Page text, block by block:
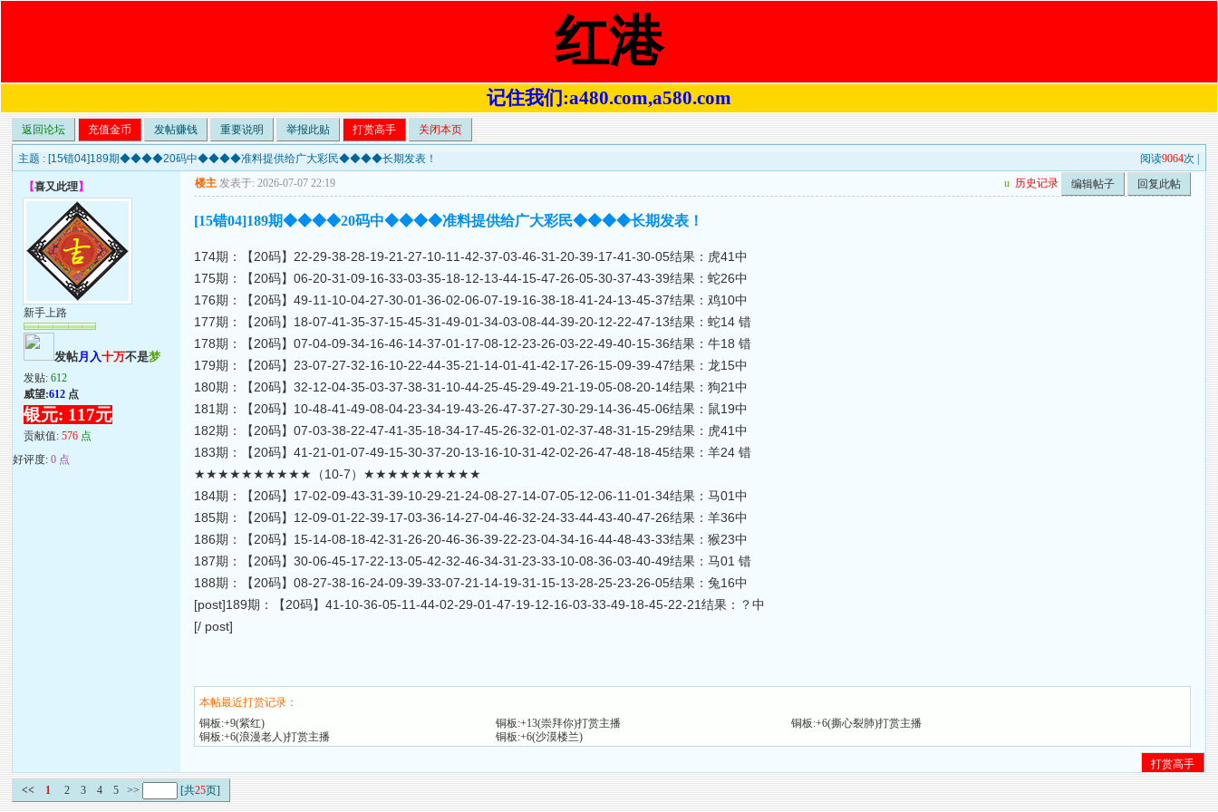
红港
记住我们:a480.com,a580.com
返回论坛 充值金币 发帖赚钱 重要说明 举报此贴 打赏高手 关闭本页
主题 : [15错04]189期◆◆◆◆20码中◆◆◆◆准料提供给广大彩民◆◆◆◆长期发表！ 阅读9064次 |
【喜又此理】
新手上路
发帖月入十万不是梦
发贴:612
威望:612 点
银元: 117元
贡献值:576 点
好评度:0 点
楼主 发表于: 2026-07-07 22:19 u 历史记录 编辑帖子 回复此帖
[15错04]189期◆◆◆◆20码中◆◆◆◆准料提供给广大彩民◆◆◆◆长期发表！
174期：【20码】22-29-38-28-19-21-27-10-11-42-37-03-46-31-20-39-17-41-30-05结果：虎41中
175期：【20码】06-20-31-09-16-33-03-35-18-12-13-44-15-47-26-05-30-37-43-39结果：蛇26中
176期：【20码】49-11-10-04-27-30-01-36-02-06-07-19-16-38-18-41-24-13-45-37结果：鸡10中
177期：【20码】18-07-41-35-37-15-45-31-49-01-34-03-08-44-39-20-12-22-47-13结果：蛇14 错
178期：【20码】07-04-09-34-16-46-14-37-01-17-08-12-23-26-03-22-49-40-15-36结果：牛18 错
179期：【20码】23-07-27-32-16-10-22-44-35-21-14-01-41-42-17-26-15-09-39-47结果：龙15中
180期：【20码】32-12-04-35-03-37-38-31-10-44-25-45-29-49-21-19-05-08-20-14结果：狗21中
181期：【20码】10-48-41-49-08-04-23-34-19-43-26-47-37-27-30-29-14-36-45-06结果：鼠19中
182期：【20码】07-03-38-22-47-41-35-18-34-17-45-26-32-01-02-37-48-31-15-29结果：虎41中
183期：【20码】41-21-01-07-49-15-30-37-20-13-16-10-31-42-02-26-47-48-18-45结果：羊24 错
★★★★★★★★★★（10-7）★★★★★★★★★★
184期：【20码】17-02-09-43-31-39-10-29-21-24-08-27-14-07-05-12-06-11-01-34结果：马01中
185期：【20码】12-09-01-22-39-17-03-36-14-27-04-46-32-24-33-44-43-40-47-26结果：羊36中
186期：【20码】15-14-08-18-42-31-26-20-46-36-39-22-23-04-34-16-44-48-43-33结果：猴23中
187期：【20码】30-06-45-17-22-13-05-42-32-46-34-31-23-33-10-08-36-03-40-49结果：马01 错
188期：【20码】08-27-38-16-24-09-39-33-07-21-14-19-31-15-13-28-25-23-26-05结果：兔16中
[post]189期：【20码】41-10-36-05-11-44-02-29-01-47-19-12-16-03-33-49-18-45-22-21结果：？中
[/ post]
本帖最近打赏记录：
铜板:+9(紫红)
铜板:+13(崇拜你)打赏主播
铜板:+6(撕心裂肺)打赏主播
铜板:+6(浪漫老人)打赏主播
铜板:+6(沙漠楼兰)
打赏高手
<< 1 2 3 4 5 >> [共25页]